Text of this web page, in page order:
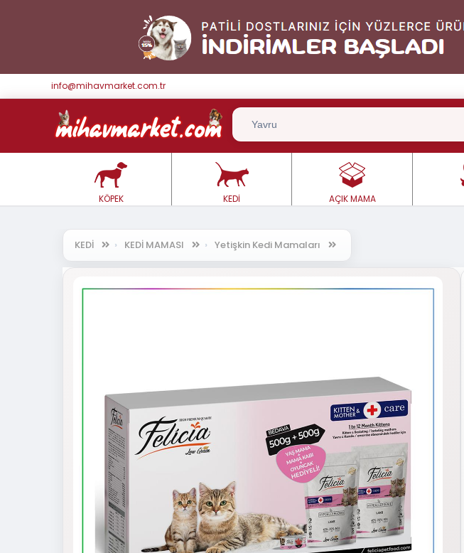
info@mihavmarket.com.tr
KÖPEK KEDİ AÇIK MAMA
KEDİ KEDİ MAMASI Yetişkin Kedi Mamaları